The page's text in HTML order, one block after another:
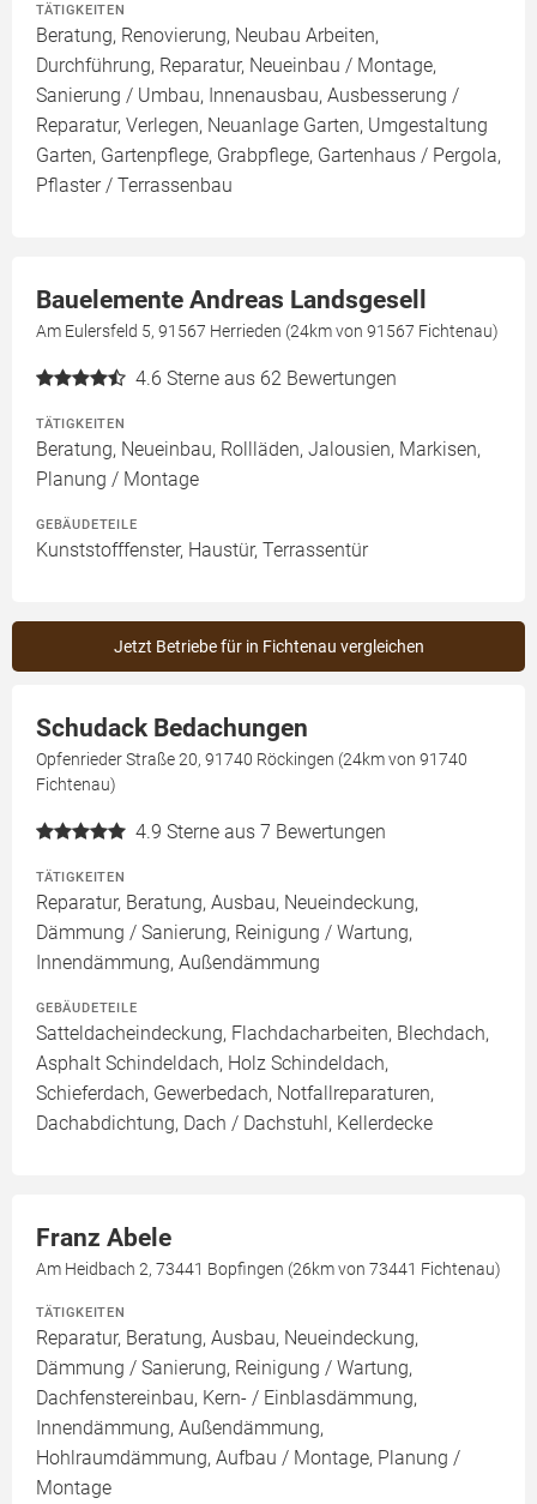
TÄTIGKEITEN
Beratung, Renovierung, Neubau Arbeiten,
Durchführung, Reparatur, Neueinbau / Montage,
Sanierung / Umbau, Innenausbau, Ausbesserung /
Reparatur, Verlegen, Neuanlage Garten, Umgestaltung
Garten, Gartenpflege, Grabpflege, Gartenhaus / Pergola,
Pflaster / Terrassenbau
Bauelemente Andreas Landsgesell
Am Eulersfeld 5, 91567 Herrieden (24km von 91567 Fichtenau)
4.6 Sterne aus 62 Bewertungen
TÄTIGKEITEN
Beratung, Neueinbau, Rollläden, Jalousien, Markisen,
Planung / Montage
GEBÄUDETEILE
Kunststofffenster, Haustür, Terrassentür
Jetzt Betriebe für in Fichtenau vergleichen
Schudack Bedachungen
Opfenrieder Straße 20, 91740 Röckingen (24km von 91740
Fichtenau)
4.9 Sterne aus 7 Bewertungen
TÄTIGKEITEN
Reparatur, Beratung, Ausbau, Neueindeckung,
Dämmung / Sanierung, Reinigung / Wartung,
Innendämmung, Außendämmung
GEBÄUDETEILE
Satteldacheindeckung, Flachdacharbeiten, Blechdach,
Asphalt Schindeldach, Holz Schindeldach,
Schieferdach, Gewerbedach, Notfallreparaturen,
Dachabdichtung, Dach / Dachstuhl, Kellerdecke
Franz Abele
Am Heidbach 2, 73441 Bopfingen (26km von 73441 Fichtenau)
TÄTIGKEITEN
Reparatur, Beratung, Ausbau, Neueindeckung,
Dämmung / Sanierung, Reinigung / Wartung,
Dachfenstereinbau, Kern- / Einblasdämmung,
Innendämmung, Außendämmung,
Hohlraumdämmung, Aufbau / Montage, Planung /
Montage